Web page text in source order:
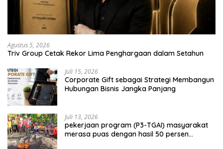
Agustus 5, 2026
Triv Group Cetak Rekor Lima Penghargaan dalam Setahun
Juli 15, 2026
Corporate Gift sebagai Strategi Membangun
Hubungan Bisnis Jangka Panjang
Juli 13, 2026
pekerjaan program (P3-TGAI) masyarakat
merasa puas dengan hasil 50 persen